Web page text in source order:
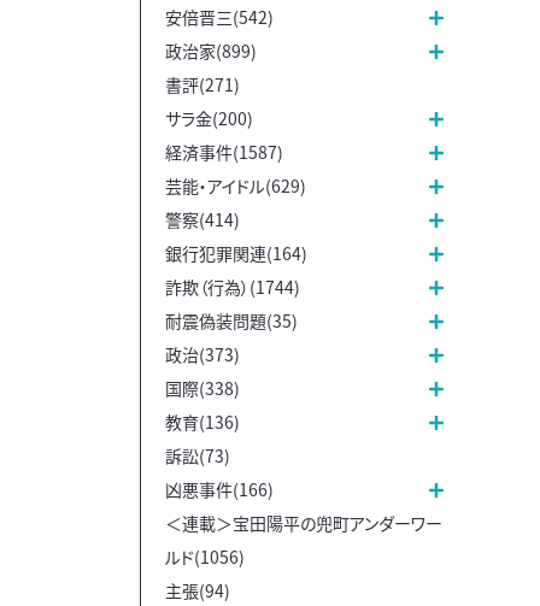
安倍晋三(542)
政治家(899)
書評(271)
サラ金(200)
経済事件(1587)
芸能・アイドル(629)
警察(414)
銀行犯罪関連(164)
詐欺（行為）(1744)
耐震偽装問題(35)
政治(373)
国際(338)
教育(136)
訴訟(73)
凶悪事件(166)
＜連載＞宝田陽平の兜町アンダーワー
ルド(1056)
主張(94)